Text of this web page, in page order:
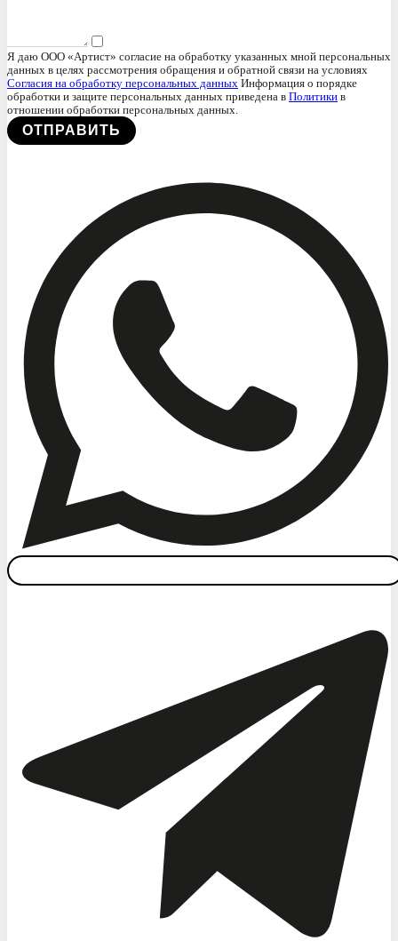
Я даю ООО «Артист» согласие на обработку указанных мной персональных
данных в целях рассмотрения обращения и обратной связи на условиях
Согласия на обработку персональных данных Информация о порядке
обработки и защите персональных данных приведена в Политики в
отношении обработки персональных данных.